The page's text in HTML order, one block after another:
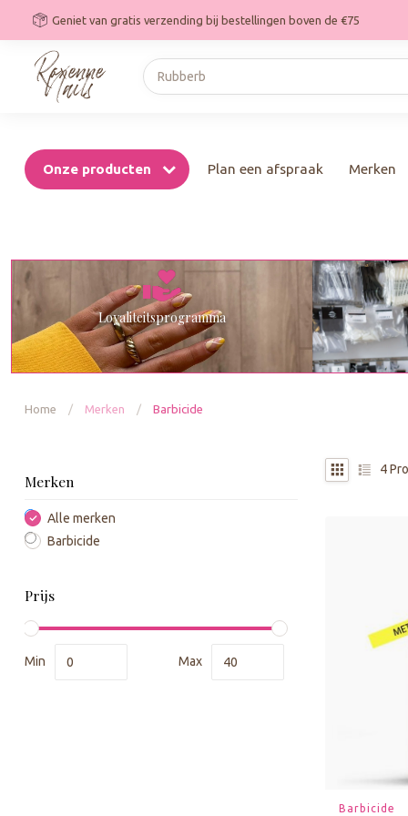
Geniet van gratis verzending bij bestellingen boven de €75
Onze producten Plan een afspraak Merken
Loyaliteitsprogramma
Home / Merken / Barbicide
Merken
Alle merken
Barbicide
Prijs
Min Max
4
Barbicide